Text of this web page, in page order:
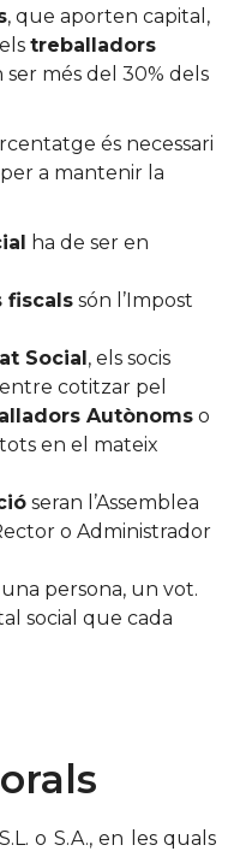
, que aporten capital,
treballadors
més del 30% dels
és necessari
a mantenir la
ha de ser en
fiscals són l’Impost
Social, els socis
cotitzar pel
Autònoms o
en el mateix
seran l’Assemblea
o Administrador
una persona, un vot.
social que cada
o S.A., en les quals